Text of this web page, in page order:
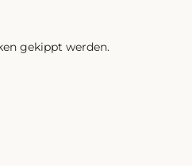
gekippt werden.